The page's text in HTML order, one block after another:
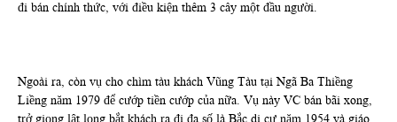
đi bán chính thức, với điều kiện thêm 3 cây một đầu người.
Ngoài ra, còn vụ cho chìm tàu khách Vũng Tàu tại Ngã Ba Thiềng
Liềng năm 1979 để cướp tiền cướp của nữa. Vụ này VC bán bãi xong,
trở giọng lật lọng bắt khách ra đi đa số là Bắc di cư năm 1954 và giáo